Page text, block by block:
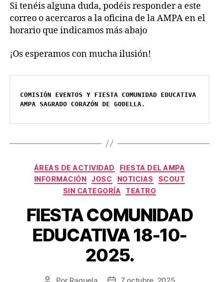
Si tenéis alguna duda, podéis responder a este
correo o acercaros a la oficina de la AMPA en el
horario que indicamos más abajo
¡Os esperamos con mucha ilusión!
AMPA SAGRADO CORAZÓN DE GODELLA.
Categorías
ÁREAS DE ACTIVIDAD
FIESTA DEL AMPA
INFORMACIÓN
JOSC NOTICIAS
SCOUT
SIN CATEGORÍA
TEATRO
FIESTA COMUNIDAD
EDUCATIVA 18-10-
2025.